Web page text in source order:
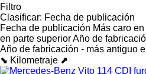
Filtro
Clasificar: Fecha de publicación
Fecha de publicación Más caro
en parte superiorAño de
Año de fabricación - más antiguo
⬊ Kilometraje ⬈